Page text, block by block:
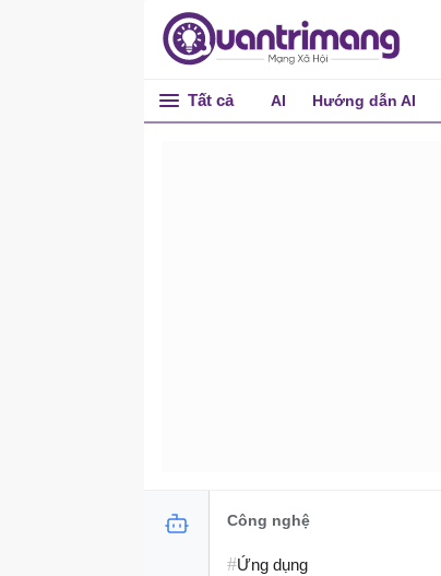
Tất cả AI Hướng dẫn AI
Công nghệ
#Ứng dụng